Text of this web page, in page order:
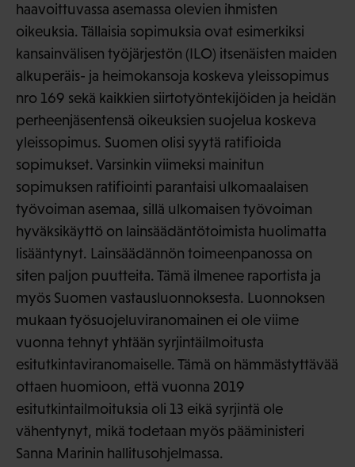
haavoittuvassa asemassa olevien ihmisten
oikeuksia. Tällaisia sopimuksia ovat esimerkiksi
kansainvälisen työjärjestön (ILO) itsenäisten maiden
alkuperäis- ja heimokansoja koskeva yleissopimus
nro 169 sekä kaikkien siirtotyöntekijöiden ja heidän
perheenjäsentensä oikeuksien suojelua koskeva
yleissopimus. Suomen olisi syytä ratifioida
sopimukset. Varsinkin viimeksi mainitun
sopimuksen ratifiointi parantaisi ulkomaalaisen
työvoiman asemaa, sillä ulkomaisen työvoiman
hyväksikäyttö on lainsäädäntötoimista huolimatta
lisääntynyt. Lainsäädännön toimeenpanossa on
siten paljon puutteita. Tämä ilmenee raportista ja
myös Suomen vastausluonnoksesta. Luonnoksen
mukaan työsuojeluviranomainen ei ole viime
vuonna tehnyt yhtään syrjintäilmoitusta
esitutkintaviranomaiselle. Tämä on hämmästyttävää
ottaen huomioon, että vuonna 2019
esitutkintailmoituksia oli 13 eikä syrjintä ole
vähentynyt, mikä todetaan myös pääministeri
Sanna Marinin hallitusohjelmassa.